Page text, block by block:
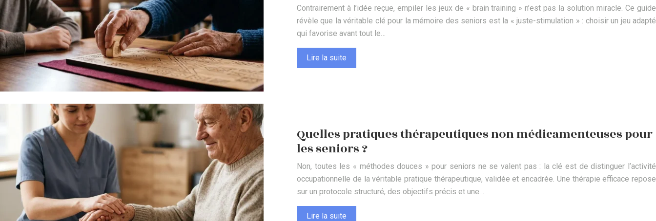
Contrairement à l’idée reçue, empiler les jeux de « brain training » n’est pas la solution miracle. Ce guide
révèle que la véritable clé pour la mémoire des seniors est la « juste-stimulation » : choisir un jeu adapté
qui favorise avant tout le…
Lire la suite
Quelles pratiques thérapeutiques non médicamenteuses pour
les seniors ?
Non, toutes les « méthodes douces » pour seniors ne se valent pas : la clé est de distinguer l’activité
occupationnelle de la véritable pratique thérapeutique, validée et encadrée. Une thérapie efficace repose
sur un protocole structuré, des objectifs précis et une…
Lire la suite